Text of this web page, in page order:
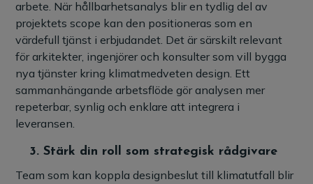
arbete. När hållbarhetsanalys blir en tydlig del av
projektets scope kan den positioneras som en
värdefull tjänst i erbjudandet. Det är särskilt relevant
för arkitekter, ingenjörer och konsulter som vill bygga
nya tjänster kring klimatmedveten design. Ett
sammanhängande arbetsflöde gör analysen mer
repeterbar, synlig och enklare att integrera i
leveransen.
3.Stärk din roll som strategisk rådgivare
Team som kan koppla designbeslut till klimatutfall blir